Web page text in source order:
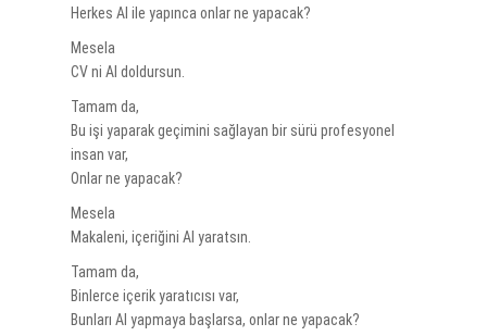
Herkes AI ile yapınca onlar ne yapacak?
Mesela
CV ni AI doldursun.
Tamam da,
Bu işi yaparak geçimini sağlayan bir sürü profesyonel
insan var,
Onlar ne yapacak?
Mesela
Makaleni, içeriğini AI yaratsın.
Tamam da,
Binlerce içerik yaratıcısı var,
Bunları AI yapmaya başlarsa, onlar ne yapacak?